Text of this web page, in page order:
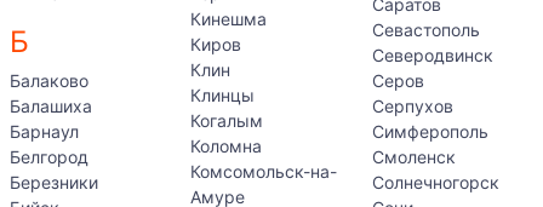
Б
Балаково
Балашиха
Барнаул
Белгород
Березники
Кинешма
Киров
Клин
Клинцы
Когалым
Коломна
Комсомольск-на-
Амуре
Саратов
Севастополь
Северодвинск
Серов
Серпухов
Симферополь
Смоленск
Солнечногорск